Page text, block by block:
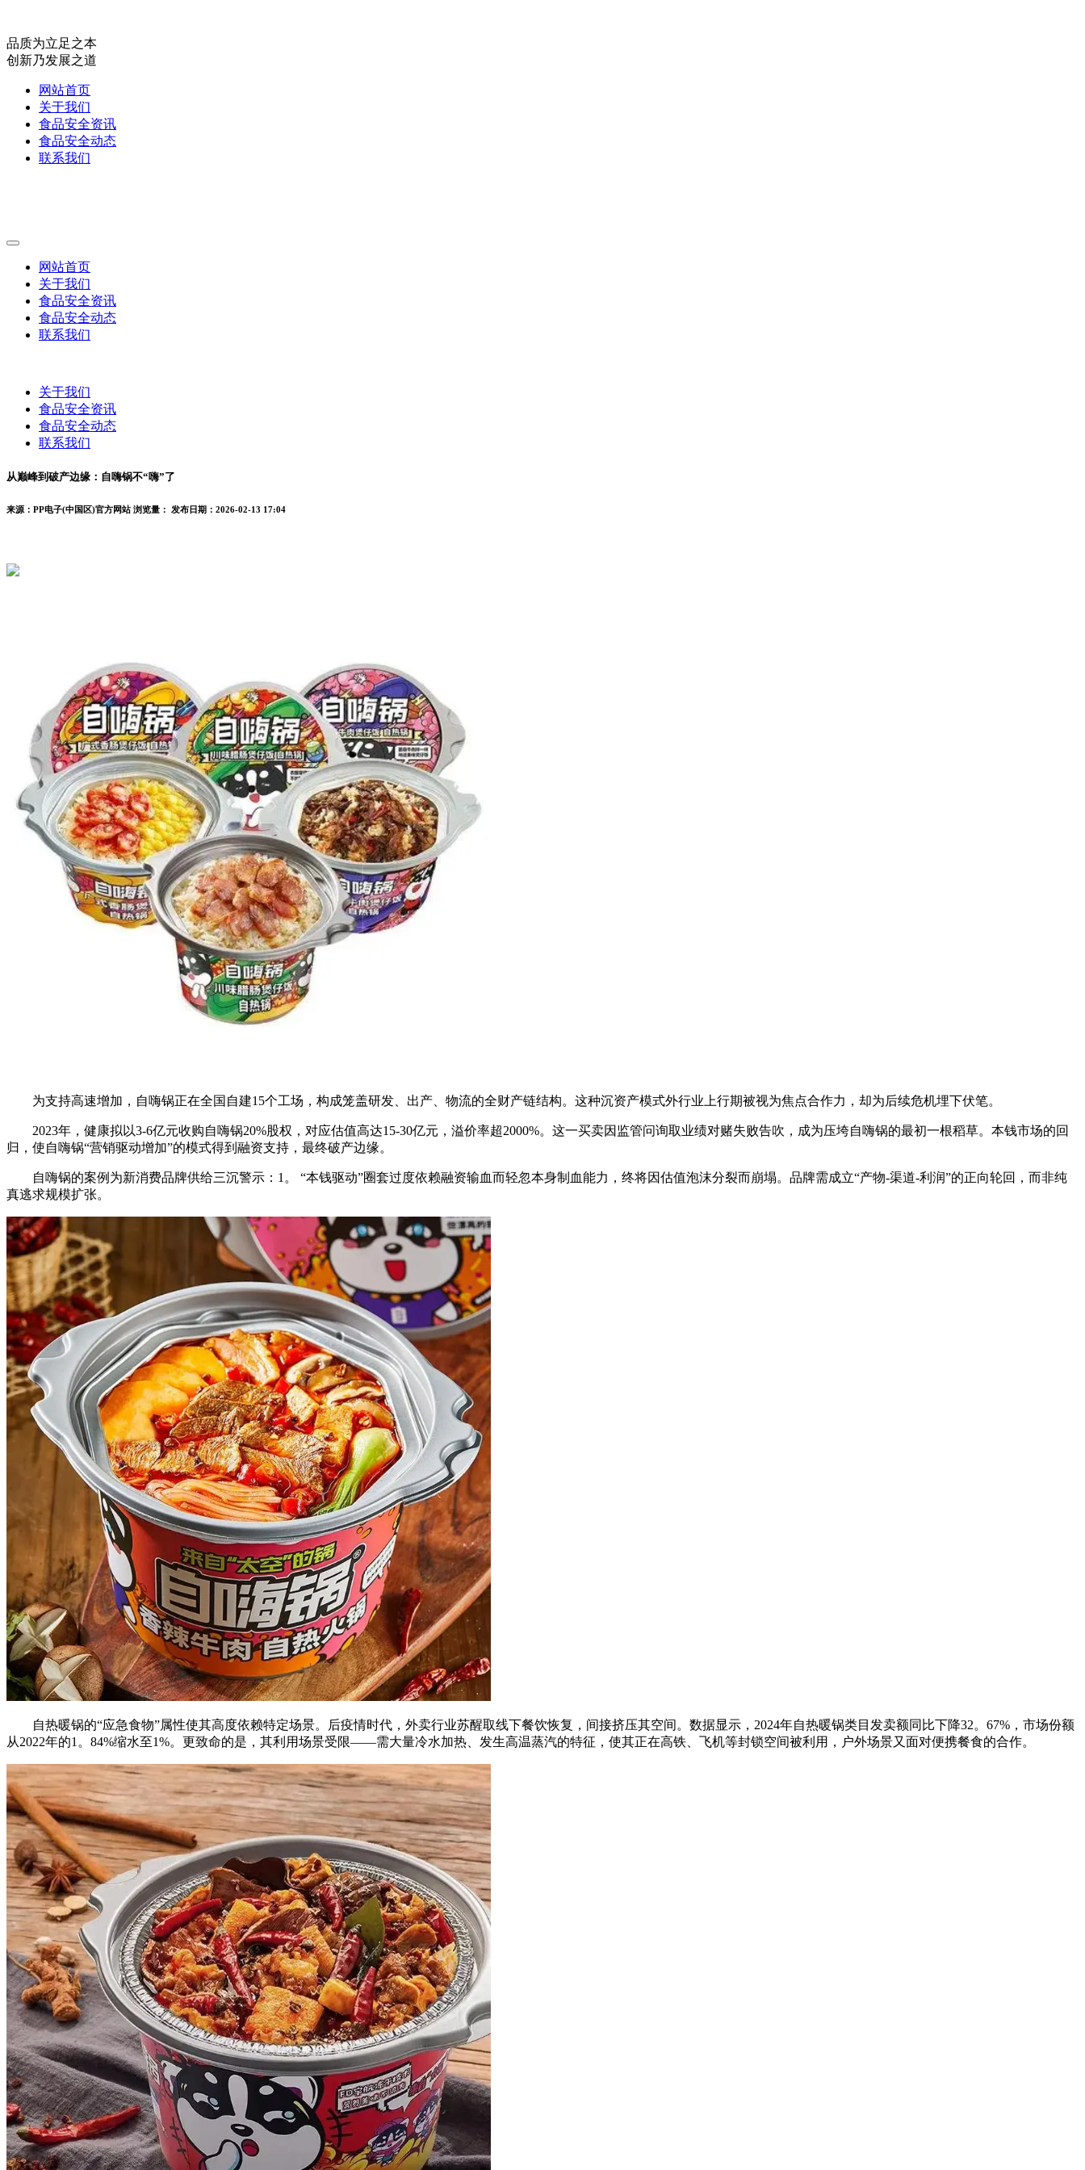
品质为立足之本
创新乃发展之道
网站首页
关于我们
食品安全资讯
食品安全动态
联系我们
网站首页
关于我们
食品安全资讯
食品安全动态
联系我们
关于我们
食品安全资讯
食品安全动态
联系我们
从巅峰到破产边缘：自嗨锅不“嗨”了
来源：PP电子(中国区)官方网站 浏览量： 发布日期：2026-02-13 17:04
为支持高速增加，自嗨锅正在全国自建15个工场，构成笼盖研发、出产、物流的全财产链结构。这种沉资产模式外行业上行期被视为焦点合作力，却为后续危机埋下伏笔。
2023年，健康拟以3-6亿元收购自嗨锅20%股权，对应估值高达15-30亿元，溢价率超2000%。这一买卖因监管问询取业绩对赌失败告吹，成为压垮自嗨锅的最初一根稻草。本钱市场的回
归，使自嗨锅“营销驱动增加”的模式得到融资支持，最终破产边缘。
自嗨锅的案例为新消费品牌供给三沉警示：1。 “本钱驱动”圈套过度依赖融资输血而轻忽本身制血能力，终将因估值泡沫分裂而崩塌。品牌需成立“产物-渠道-利润”的正向轮回，而非纯
真逃求规模扩张。
自热暖锅的“应急食物”属性使其高度依赖特定场景。后疫情时代，外卖行业苏醒取线下餐饮恢复，间接挤压其空间。数据显示，2024年自热暖锅类目发卖额同比下降32。67%，市场份额
从2022年的1。84%缩水至1%。更致命的是，其利用场景受限——需大量冷水加热、发生高温蒸汽的特征，使其正在高铁、飞机等封锁空间被利用，户外场景又面对便携餐食的合作。